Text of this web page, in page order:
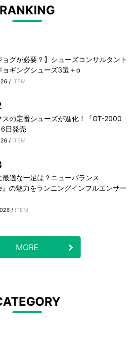
RANKING
ョグが必要？】シューズコンサルタント
ョギングシューズ3選＋α
/ ITEM
スの定番シューズが進化！『GT-2000
日発売
/ ITEM
最適な一足は？ニューバランス
』の魅力をランニングインフルエンサー
/ ITEM
MORE